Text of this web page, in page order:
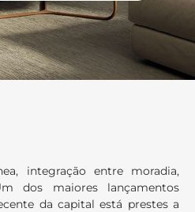
integração entre moradia,
dos maiores lançamentos
da capital está prestes a